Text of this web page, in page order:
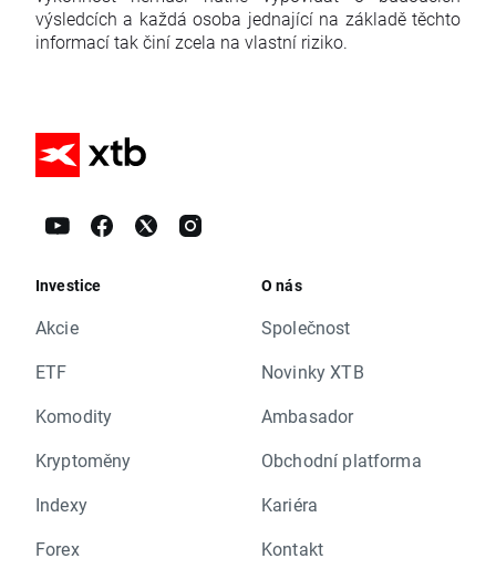
výsledcích a každá osoba jednající na základě těchto
informací tak činí zcela na vlastní riziko.
Investice
Akcie
ETF
Komodity
Kryptoměny
Indexy
Forex
O nás
Společnost
Novinky XTB
Ambasador
Obchodní platforma
Kariéra
Kontakt